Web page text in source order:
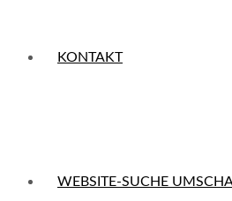
KONTAKT
WEBSITE-SUCHE